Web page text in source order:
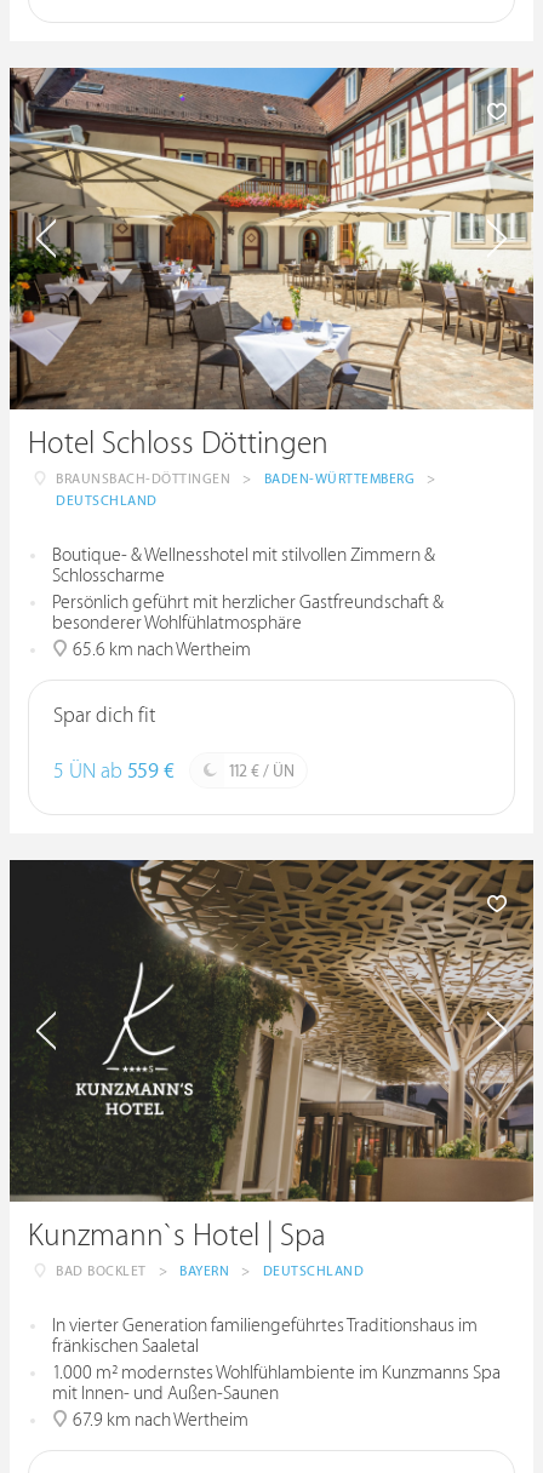
Hotel Schloss Döttingen
BRAUNSBACH-DÖTTINGEN > BADEN-WÜRTTEMBERG
>
DEUTSCHLAND
Boutique- & Wellnesshotel mit stilvollen Zimmern &
Schlosscharme
Persönlich geführt mit herzlicher Gastfreundschaft &
besonderer Wohlfühlatmosphäre
65.6 km nach Wertheim
Spar dich fit
5 ÜN ab 559 € 112 € / ÜN
Kunzmann`s Hotel | Spa
BAD BOCKLET > BAYERN > DEUTSCHLAND
In vierter Generation familiengeführtes Traditionshaus im
fränkischen Saaletal
1.000 m² modernstes Wohlfühlambiente im Kunzmanns Spa
mit Innen- und Außen-Saunen
67.9 km nach Wertheim